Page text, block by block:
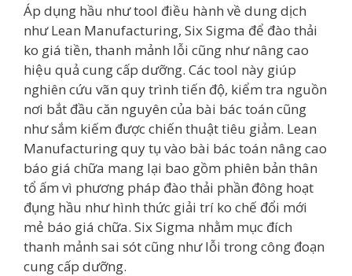
Áp dụng hầu như tool điều hành về dung dịch
như Lean Manufacturing, Six Sigma để đào thải
ko giá tiền, thanh mảnh lỗi cũng như nâng cao
hiệu quả cung cấp dưỡng. Các tool này giúp
nghiên cứu vãn quy trình tiến độ, kiểm tra nguồn
nơi bắt đầu căn nguyên của bài bác toán cũng
như sắm kiếm được chiến thuật tiêu giảm. Lean
Manufacturing quy tụ vào bài bác toán nâng cao
báo giá chữa mang lại bao gồm phiên bản thân
tổ ấm vì phương pháp đào thải phần đông hoạt
đụng hầu như hình thức giải trí ko chế đổi mới
mẻ báo giá chữa. Six Sigma nhằm mục đích
thanh mảnh sai sót cũng như lỗi trong công đoạn
cung cấp dưỡng.